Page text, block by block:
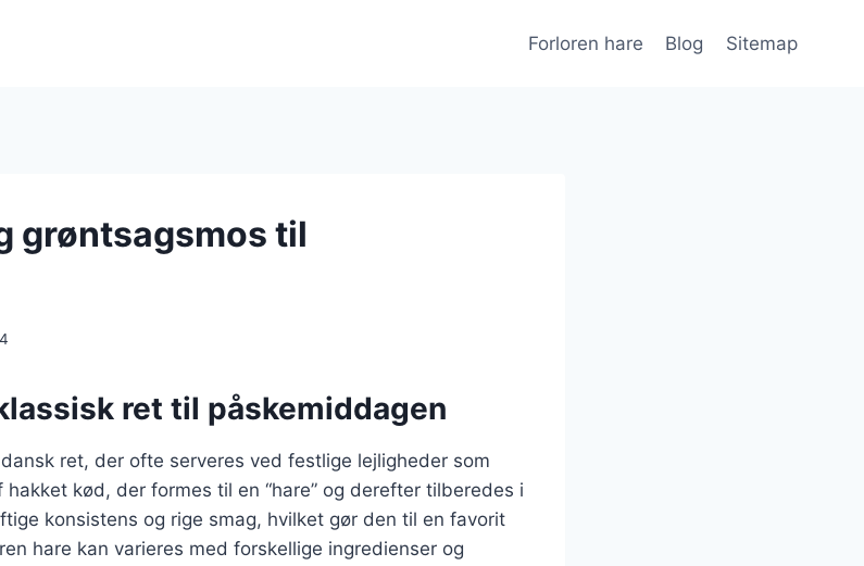
Forloren hare Blog Sitemap
grøntsagsmos til
ret til påskemiddagen
ret, der ofte serveres ved festlige lejligheder som
kød, der formes til en “hare” og derefter tilberedes i
konsistens og rige smag, hvilket gør den til en favorit
hare kan varieres med forskellige ingredienser og